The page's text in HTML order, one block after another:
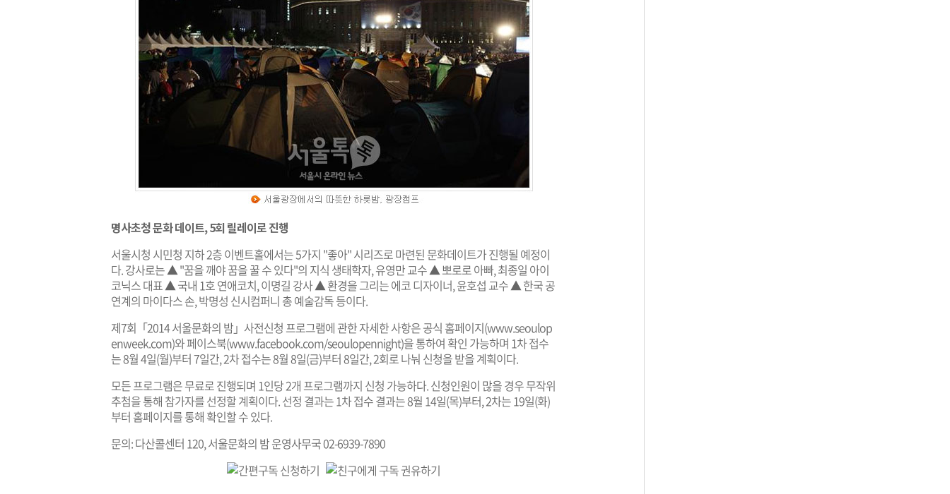
명사초청 문화 데이트, 5회 릴레이로 진행
서울시청 시민청 지하 2층 이벤트홀에서는 5가지 "좋아" 시리즈로 마련된 문화데이트가 진행될 예정이
다. 강사로는 ▲ "꿈을 깨야 꿈을 꿀 수 있다"의 지식 생태학자, 유영만 교수 ▲ 뽀로로 아빠, 최종일 아이
코닉스 대표 ▲ 국내 1호 연애코치, 이명길 강사 ▲ 환경을 그리는 에코 디자이너, 윤호섭 교수 ▲ 한국 공
연계의 마이다스 손, 박명성 신시컴퍼니 총 예술감독 등이다.
제7회「2014 서울문화의 밤」사전신청 프로그램에 관한 자세한 사항은 공식 홈페이지(www.seoulop
enweek.com)와 페이스북(www.facebook.com/seoulopennight)을 통하여 확인 가능하며 1차 접수
는 8월 4일(월)부터 7일간, 2차 접수는 8월 8일(금)부터 8일간, 2회로 나눠 신청을 받을 계획이다.
모든 프로그램은 무료로 진행되며 1인당 2개 프로그램까지 신청 가능하다. 신청인원이 많을 경우 무작위
추첨을 통해 참가자를 선정할 계획이다. 선정 결과는 1차 접수 결과는 8월 14일(목)부터, 2차는 19일(화)
부터 홈페이지를 통해 확인할 수 있다.
문의: 다산콜센터 120, 서울문화의 밤 운영사무국 02-6939-7890